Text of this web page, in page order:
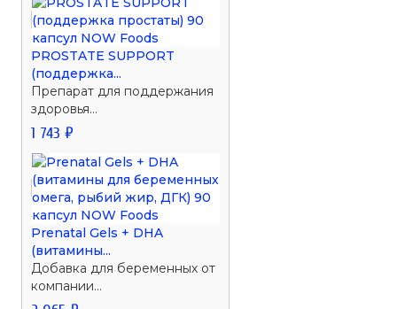
PROSTATE SUPPORT
(поддержка...
Препарат для поддержания
здоровья...
1 743 ₽
Prenatal Gels + DHA
(витамины...
Добавка для беременных от
компании...